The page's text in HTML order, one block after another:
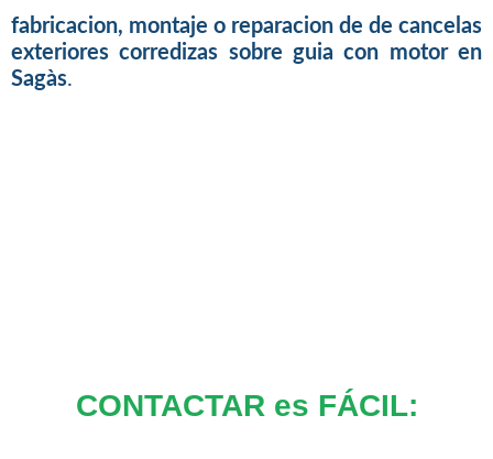
fabricacion, montaje o reparacion de de cancelas
exteriores corredizas sobre guia con motor en
Sagàs.
CONTACTAR es FÁCIL: